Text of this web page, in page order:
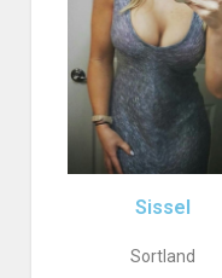
Sissel
Sortland